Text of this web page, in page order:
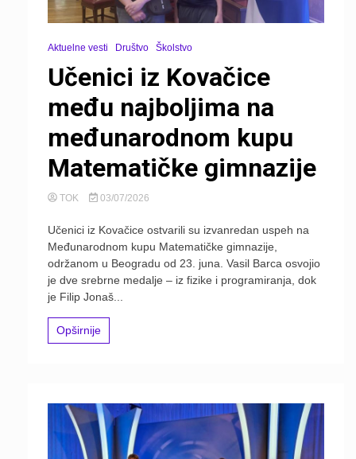
Aktuelne vesti Društvo Školstvo
Učenici iz Kovačice
među najboljima na
međunarodnom kupu
Matematičke gimnazije
TOK 03/07/2026
Učenici iz Kovačice ostvarili su izvanredan uspeh na
Međunarodnom kupu Matematičke gimnazije,
održanom u Beogradu od 23. juna. Vasil Barca osvojio
je dve srebrne medalje – iz fizike i programiranja, dok
je Filip Jonaš...
Opširnije